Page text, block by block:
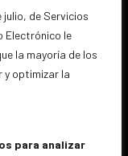
julio, de Servicios
Electrónico le
la mayoría de los
y optimizar la
para analizar